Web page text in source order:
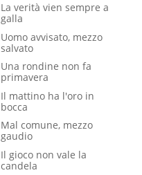
La verità vien sempre a
galla
Uomo avvisato, mezzo
salvato
Una rondine non fa
primavera
Il mattino ha l'oro in
bocca
Mal comune, mezzo
gaudio
Il gioco non vale la
candela